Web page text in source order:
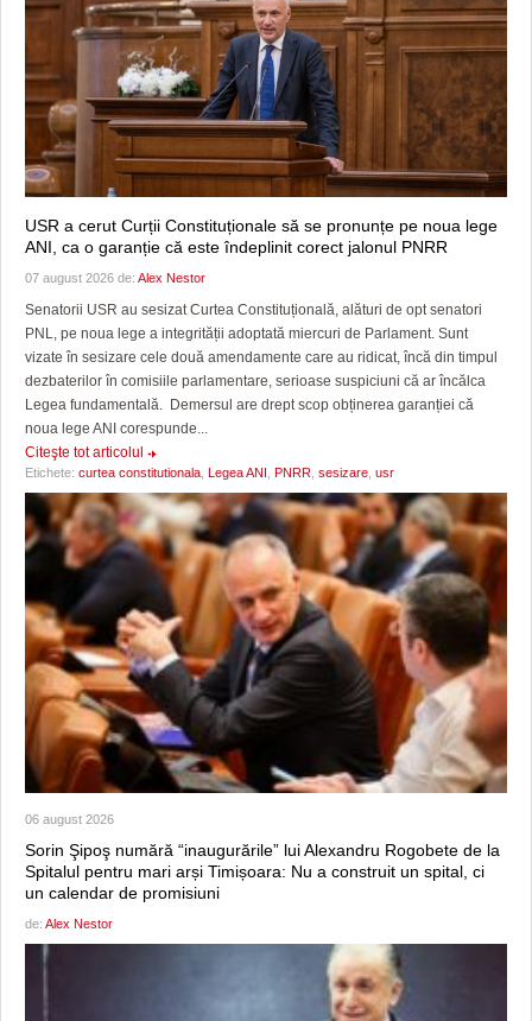
USR a cerut Curții Constituționale să se pronunțe pe noua lege
ANI, ca o garanție că este îndeplinit corect jalonul PNRR
07 august 2026 de: Alex Nestor
Senatorii USR au sesizat Curtea Constituțională, alături de opt senatori
PNL, pe noua lege a integrității adoptată miercuri de Parlament. Sunt
vizate în sesizare cele două amendamente care au ridicat, încă din timpul
dezbaterilor în comisiile parlamentare, serioase suspiciuni că ar încălca
Legea fundamentală. Demersul are drept scop obținerea garanției că
noua lege ANI corespunde...
Citeşte tot articolul
Etichete: curtea constitutionala, Legea ANI , PNRR, sesizare, usr
06 august 2026
Sorin Şipoş numără “inaugurările” lui Alexandru Rogobete de la
Spitalul pentru mari arși Timișoara: Nu a construit un spital, ci
un calendar de promisiuni
de: Alex Nestor